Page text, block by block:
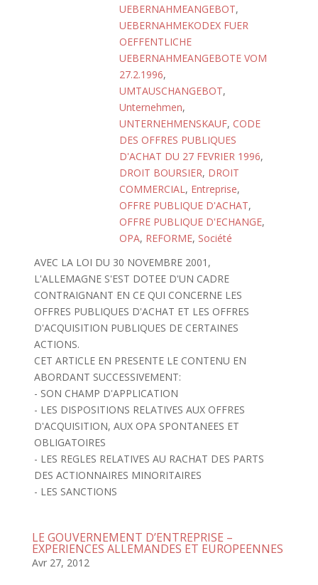
UEBERNAHMEANGEBOT,
UEBERNAHMEKODEX FUER
OEFFENTLICHE
UEBERNAHMEANGEBOTE VOM
27.2.1996,
UMTAUSCHANGEBOT,
Unternehmen,
UNTERNEHMENSKAUF, CODE
DES OFFRES PUBLIQUES
D'ACHAT DU 27 FEVRIER 1996,
DROIT BOURSIER, DROIT
COMMERCIAL, Entreprise,
OFFRE PUBLIQUE D'ACHAT,
OFFRE PUBLIQUE D'ECHANGE,
OPA, REFORME, Société
AVEC LA LOI DU 30 NOVEMBRE 2001,
L'ALLEMAGNE S'EST DOTEE D'UN CADRE
CONTRAIGNANT EN CE QUI CONCERNE LES
OFFRES PUBLIQUES D'ACHAT ET LES OFFRES
D'ACQUISITION PUBLIQUES DE CERTAINES
ACTIONS.
CET ARTICLE EN PRESENTE LE CONTENU EN
ABORDANT SUCCESSIVEMENT:
- SON CHAMP D'APPLICATION
- LES DISPOSITIONS RELATIVES AUX OFFRES
D'ACQUISITION, AUX OPA SPONTANEES ET
OBLIGATOIRES
- LES REGLES RELATIVES AU RACHAT DES PARTS
DES ACTIONNAIRES MINORITAIRES
- LES SANCTIONS
LE GOUVERNEMENT D’ENTREPRISE –
EXPERIENCES ALLEMANDES ET EUROPEENNES
Avr 27, 2012